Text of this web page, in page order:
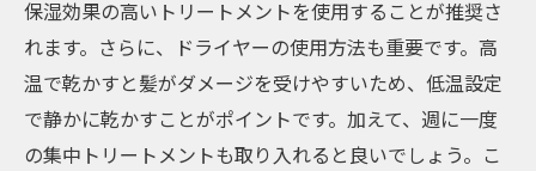
保湿効果の高いトリートメントを使用することが推奨さ
れます。さらに、ドライヤーの使用方法も重要です。高
温で乾かすと髪がダメージを受けやすいため、低温設定
で静かに乾かすことがポイントです。加えて、週に一度
の集中トリートメントも取り入れると良いでしょう。こ